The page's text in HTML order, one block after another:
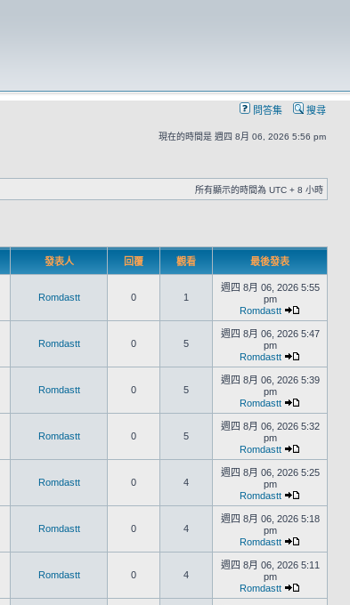
問答集 搜尋
現在的時間是 週四 8月 06, 2026 5:56 pm
所有顯示的時間為 UTC + 8 小時
發表人 回覆 觀看 最後發表
Romdastt 0 1
週四 8月 06, 2026 5:55
pm
Romdastt
Romdastt 0 5
週四 8月 06, 2026 5:47
pm
Romdastt
Romdastt 0 5
週四 8月 06, 2026 5:39
pm
Romdastt
Romdastt 0 5
週四 8月 06, 2026 5:32
pm
Romdastt
Romdastt 0 4
週四 8月 06, 2026 5:25
pm
Romdastt
Romdastt 0 4
週四 8月 06, 2026 5:18
pm
Romdastt
Romdastt 0 4
週四 8月 06, 2026 5:11
pm
Romdastt